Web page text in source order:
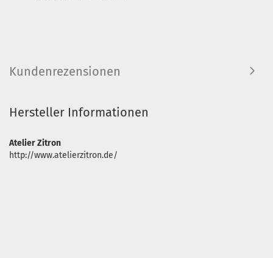
Kundenrezensionen
Hersteller Informationen
Atelier Zitron
http://www.atelierzitron.de/